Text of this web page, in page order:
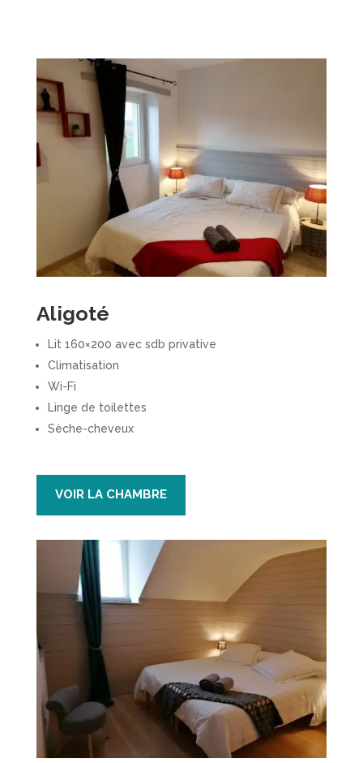
Aligoté
Lit 160×200 avec sdb privative
Climatisation
Wi-Fi
Linge de toilettes
Sèche-cheveux
VOIR LA CHAMBRE